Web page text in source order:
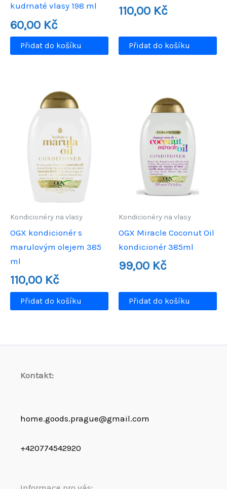
kudrnaté vlasy 198 ml
60,00 Kč
Přidat do košíku
110,00 Kč
Přidat do košíku
Kondicionéry na vlasy
OGX kondicionér s
marulovým olejem 385
ml
110,00 Kč
Přidat do košíku
Kondicionéry na vlasy
OGX Miracle Coconut Oil
kondicionér 385ml
99,00 Kč
Přidat do košíku
Kontakt:
home.goods.prague@gmail.com
+420774542920